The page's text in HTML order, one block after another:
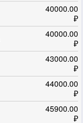
40000.00
₽
40000.00
₽
43000.00
₽
44000.00
₽
45900.00
₽